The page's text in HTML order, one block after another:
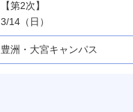
【第2次】
3/14（日）
豊洲・大宮キャンパス